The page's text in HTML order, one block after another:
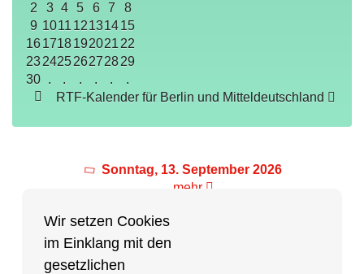
Wir setzen Cookies
im Einklang mit den
gesetzlichen
2
3 4 5 6 7
8
9 1011 12131415
161718192021 22
23242526272829
30 . . . . .
.
RTF-Kalender für Berlin und Mitteldeutschland
Sonntag, 13. September 2026
mehr
Partner des Breitensports